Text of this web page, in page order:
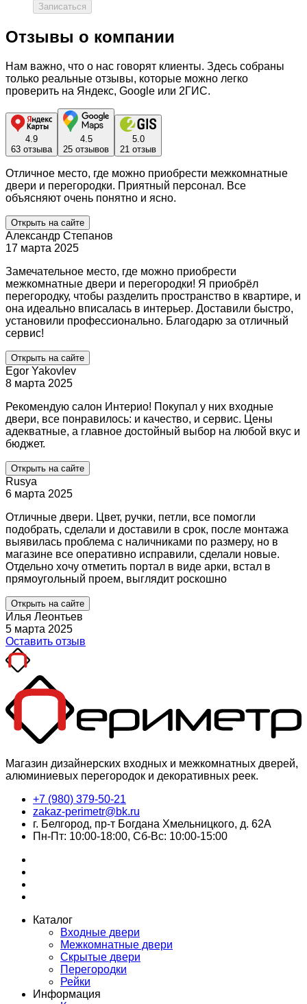
Записаться
Отзывы о компании
Нам важно, что о нас говорят клиенты. Здесь собраны
только реальные отзывы, которые можно легко
проверить на Яндекс, Google или 2ГИС.
4.9
63 отзыва
4.5
25 отзывов
5.0
21 отзыв
Отличное место, где можно приобрести межкомнатные
двери и перегородки. Приятный персонал. Все
объясняют очень понятно и ясно.
Открыть на сайте
Александр Степанов
17 марта 2025
Замечательное место, где можно приобрести
межкомнатные двери и перегородки! Я приобрёл
перегородку, чтобы разделить пространство в квартире, и
она идеально вписалась в интерьер. Доставили быстро,
установили профессионально. Благодарю за отличный
сервис!
Открыть на сайте
Egor Yakovlev
8 марта 2025
Рекомендую салон Интерио! Покупал у них входные
двери, все понравилось: и качество, и сервис. Цены
адекватные, а главное достойный выбор на любой вкус и
бюджет.
Открыть на сайте
Rusya
6 марта 2025
Отличные двери. Цвет, ручки, петли, все помогли
подобрать, сделали и доставили в срок, после монтажа
выявилась проблема с наличниками по размеру, но в
магазине все оперативно исправили, сделали новые.
Отдельно хочу отметить портал в виде арки, встал в
прямоугольный проем, выглядит роскошно
Открыть на сайте
Илья Леонтьев
5 марта 2025
Оставить отзыв
Магазин дизайнерских входных и межкомнатных дверей,
алюминиевых перегородок и декоративных реек.
+7 (980) 379-50-21
zakaz-perimetr@bk.ru
г. Белгород, пр-т Богдана Хмельницкого, д. 62А
Пн-Пт: 10:00-18:00, Сб-Вс: 10:00-15:00
Каталог
Входные двери
Межкомнатные двери
Скрытые двери
Перегородки
Рейки
Информация